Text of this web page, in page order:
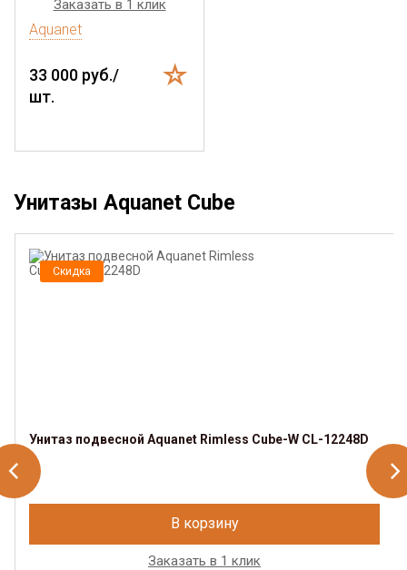
Заказать в 1 клик
Aquanet
33 000 руб./
шт.
Унитазы Aquanet Cube
Скидка
Унитаз подвесной Aquanet Rimless Cube-W CL-12248D
В корзину
Заказать в 1 клик